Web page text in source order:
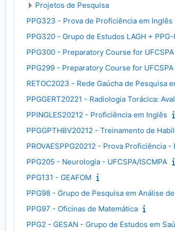
Projetos de Pesquisa
PPG323 - Prova de Proficiência em
PPG320 - Grupo de Estudos LAGH +
PPG300 - Preparatory Course for
PPG299 - Preparatory Course for
RETOC2023 - Rede Gaúcha de Pesquisa
PPGGERT20221 - Radiologia Torácica:
PPINGLES20212 - Proficiência em Inglês
PPGGPTHBV20212 - Treinamento de
PROVAESPPG20212 - Prova Proficiência
PPG205 - Neurologia - UFCSPA/ISCMPA
PPG131 - GEAFOM
PPG98 - Grupo de Pesquisa em Análise
PPG97 - Oficinas de Matemática
PPG2 - GESAN - Grupo de Estudos em